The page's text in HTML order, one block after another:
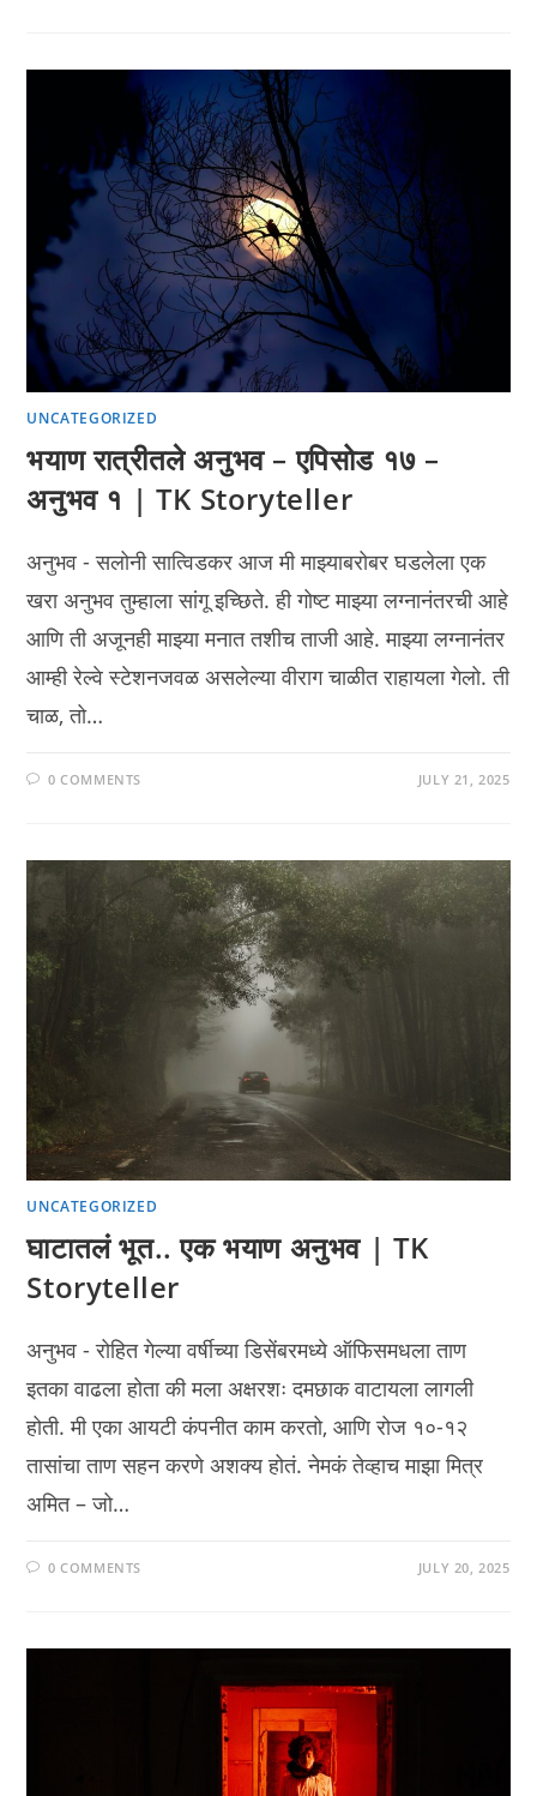
UNCATEGORIZED
भयाण रात्रीतले अनुभव – एपिसोड १७ –
अनुभव १ | TK Storyteller
अनुभव - सलोनी सात्विडकर आज मी माझ्याबरोबर घडलेला एक
खरा अनुभव तुम्हाला सांगू इच्छिते. ही गोष्ट माझ्या लग्नानंतरची आहे
आणि ती अजूनही माझ्या मनात तशीच ताजी आहे. माझ्या लग्नानंतर
आम्ही रेल्वे स्टेशनजवळ असलेल्या वीराग चाळीत राहायला गेलो. ती
चाळ, तो…
0 COMMENTS JULY 21, 2025
UNCATEGORIZED
घाटातलं भूत.. एक भयाण अनुभव | TK
Storyteller
अनुभव - रोहित गेल्या वर्षीच्या डिसेंबरमध्ये ऑफिसमधला ताण
इतका वाढला होता की मला अक्षरशः दमछाक वाटायला लागली
होती. मी एका आयटी कंपनीत काम करतो, आणि रोज १०-१२
तासांचा ताण सहन करणे अशक्य होतं. नेमकं तेव्हाच माझा मित्र
अमित – जो…
0 COMMENTS JULY 20, 2025